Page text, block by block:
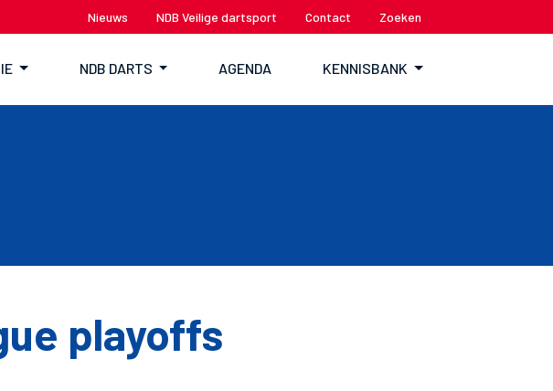
Nieuws NDB Veilige dartsport Contact Zoeken
NDB DARTS AGENDA KENNISBANK
playoffs